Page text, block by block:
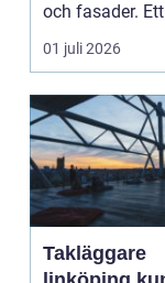
och fasader. Ett
genomtänkt
måleriarbet...
01 juli 2026
Takläggare